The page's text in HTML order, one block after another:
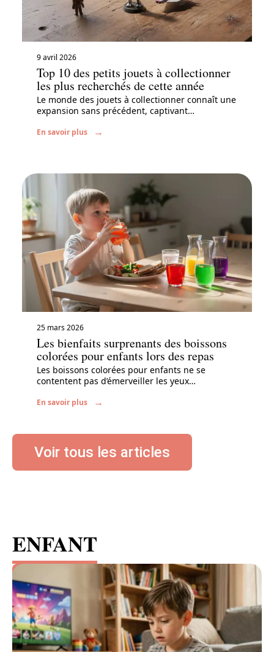
9 avril 2026
Top 10 des petits jouets à collectionner
les plus recherchés de cette année
Le monde des jouets à collectionner connaît une
expansion sans précédent, captivant…
En savoir plus
25 mars 2026
Les bienfaits surprenants des boissons
colorées pour enfants lors des repas
Les boissons colorées pour enfants ne se
contentent pas d’émerveiller les yeux…
En savoir plus
Voir tous les articles
ENFANT
Voir tous les articles